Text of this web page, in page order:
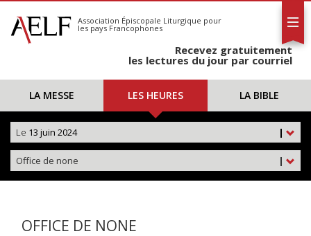
S'abonner
Calendrier
Association Épiscopale Liturgique pour
les pays Francophones
Recevez gratuitement
les lectures du jour par courriel
LA MESSE LES HEURES LA BIBLE
|
Le 13 juin 2024
|
Office de none
OFFICE DE NONE